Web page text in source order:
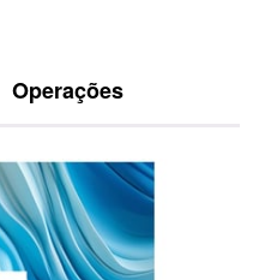
Operações